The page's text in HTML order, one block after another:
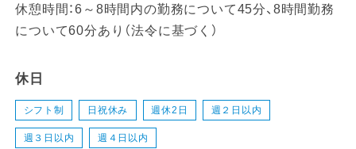
休憩時間：6～8時間内の勤務について45分、8時間勤務
について60分あり（法令に基づく）
休日
シフト制 日祝休み 週休2日 週２日以内
週３日以内 週４日以内